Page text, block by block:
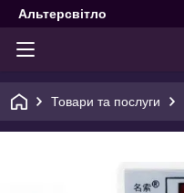
Альтерсвітло
Товари та послуги